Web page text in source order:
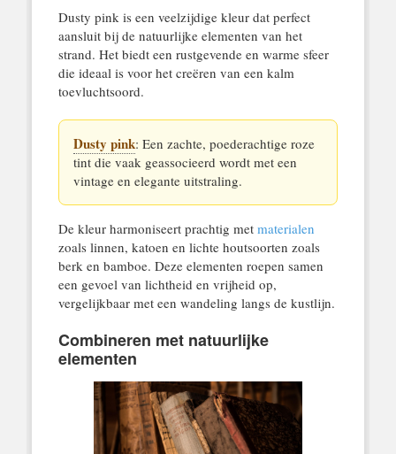
Dusty pink is een veelzijdige kleur dat perfect
aansluit bij de natuurlijke elementen van het
strand. Het biedt een rustgevende en warme sfeer
die ideaal is voor het creëren van een kalm
toevluchtsoord.
Dusty pink: Een zachte, poederachtige roze
tint die vaak geassocieerd wordt met een
vintage en elegante uitstraling.
De kleur harmoniseert prachtig met materialen
zoals linnen, katoen en lichte houtsoorten zoals
berk en bamboe. Deze elementen roepen samen
een gevoel van lichtheid en vrijheid op,
vergelijkbaar met een wandeling langs de kustlijn.
Combineren met natuurlijke
elementen